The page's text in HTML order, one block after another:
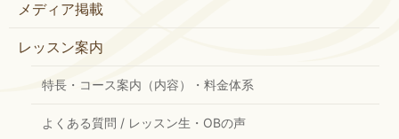
メディア掲載
レッスン案内
特長・コース案内（内容）・料金体系
よくある質問 / レッスン生・OBの声